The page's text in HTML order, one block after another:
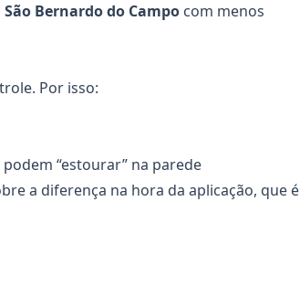
Bernardo do Campo com menos
Por isso:
“estourar” na parede
a diferença na hora da aplicação, que é